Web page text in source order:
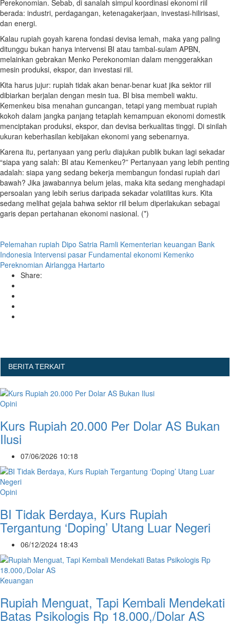
Perekonomian. Sebab, di sanalah simpul koordinasi ekonomi riil
berada: industri, perdagangan, ketenagakerjaan, investasi-hilirisasi,
dan energi.
Kalau rupiah goyah karena fondasi devisa lemah, maka yang paling
ditunggu bukan hanya intervensi BI atau tambal-sulam APBN,
melainkan gebrakan Menko Perekonomian dalam menggerakkan
mesin produksi, ekspor, dan investasi riil.
Kita harus jujur: rupiah tidak akan benar-benar kuat jika sektor riil
dibiarkan berjalan dengan mesin tua. BI bisa membeli waktu.
Kemenkeu bisa menahan guncangan, tetapi yang membuat rupiah
kokoh dalam jangka panjang tetaplah kemampuan ekonomi domestik
menciptakan produksi, ekspor, dan devisa berkualitas tinggi. Di sinilah
ukuran keberhasilan kebijakan ekonomi yang sebenarnya.
Karena itu, pertanyaan yang perlu diajukan publik bukan lagi sekadar
“siapa yang salah: BI atau Kemenkeu?” Pertanyaan yang lebih penting
adalah: siapa yang sedang bekerja membangun fondasi rupiah dari
bawah? Jika jawabannya belum jelas, maka kita sedang menghadapi
persoalan yang lebih serius daripada sekadar volatilitas kurs. Kita
sedang melihat gejala bahwa sektor riil belum diperlakukan sebagai
garis depan pertahanan ekonomi nasional. (*)
Pelemahan rupiah Dipo Satria Ramli Kementerian keuangan Bank
Indonesia Intervensi pasar Fundamental ekonomi Kemenko
Pereknomian Airlangga Hartarto
Share:
BERITA TERKAIT
Opini
Kurs Rupiah 20.000 Per Dolar AS Bukan
Ilusi
07/06/2026 10:18
Opini
BI Tidak Berdaya, Kurs Rupiah
Tergantung ‘Doping’ Utang Luar Negeri
06/12/2024 18:43
Keuangan
Rupiah Menguat, Tapi Kembali Mendekati
Batas Psikologis Rp 18.000,/Dolar AS